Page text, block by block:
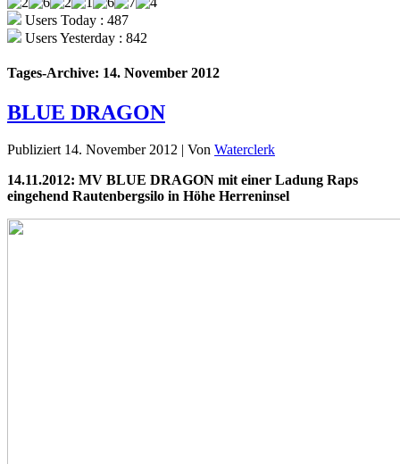
Users Today : 487
Users Yesterday : 842
Tages-Archive: 14. November 2012
BLUE DRAGON
Publiziert 14. November 2012 | Von Waterclerk
14.11.2012: MV BLUE DRAGON mit einer Ladung Raps
eingehend Rautenbergsilo in Höhe Herreninsel